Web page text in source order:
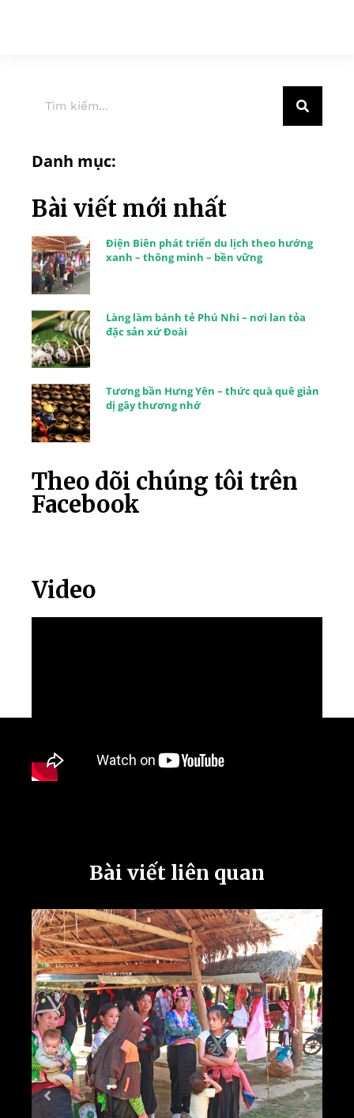
Danh mục:
Bài viết mới nhất
Điện Biên phát triển du lịch theo hướng
xanh – thông minh – bền vững
Làng làm bánh tẻ Phú Nhi – nơi lan tỏa
đặc sản xứ Đoài
Tương bần Hưng Yên – thức quà quê giản
dị gây thương nhớ
Theo dõi chúng tôi trên
Facebook
Video
Bài viết liên quan